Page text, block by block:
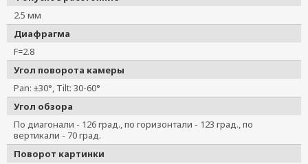
VPort P06-1MP-M12-MIC-CAM25-CT
VPort P06-1MP-M12-MIC-CAM25-CT-T
VPort P06-2L36M-CT-T
VPort P06-1MP-M12-CAM25
VPort P06-1MP-M12-CAM25-CT
2.5 мм
Диафрагма
F=2.8
Угол поворота камеры
Pan: ±30°, Tilt: 30-60°
Угол обзора
По диагонали - 126 град., по горизонтали - 123 град., по
вертикали - 70 град.
Поворот картинки